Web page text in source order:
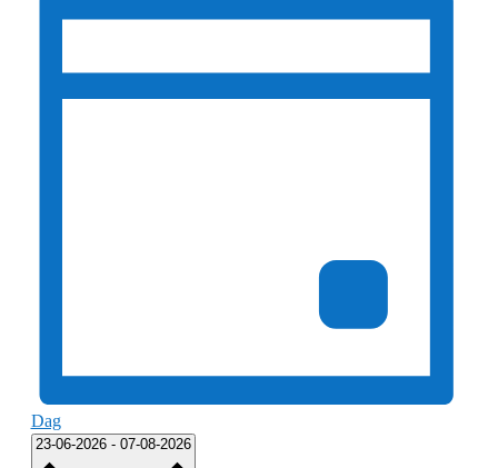
Dag
23-06-2026 - 07-08-2026 Vælg